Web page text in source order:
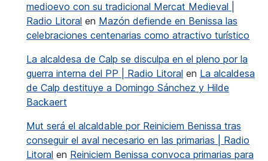
medioevo con su tradicional Mercat Medieval |
Radio Litoral en Mazón defiende en Benissa las
celebraciones centenarias como atractivo turístico
La alcaldesa de Calp se disculpa en el pleno por la
guerra interna del PP | Radio Litoral en La alcaldesa
de Calp destituye a Domingo Sánchez y Hilde
Backaert
Mut será el alcaldable por Reiniciem Benissa tras
conseguir el aval necesario en las primarias | Radio
Litoral en Reiniciem Benissa convoca primarias para